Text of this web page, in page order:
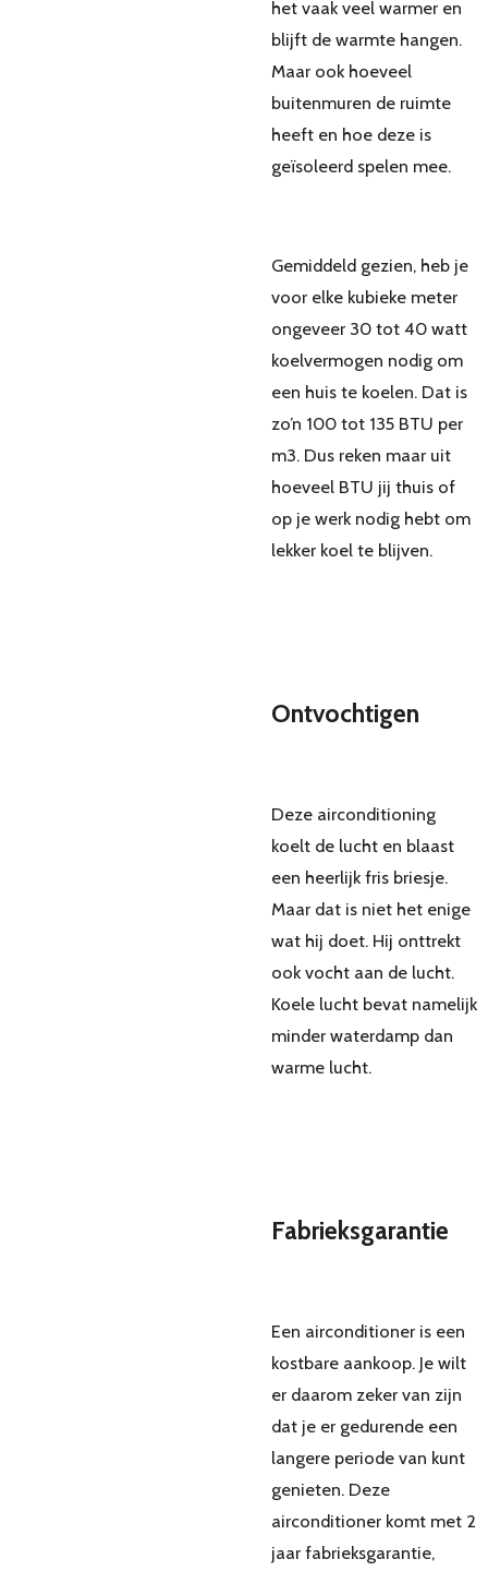
het vaak veel warmer en
blijft de warmte hangen.
Maar ook hoeveel
buitenmuren de ruimte
heeft en hoe deze is
geïsoleerd spelen mee.
Gemiddeld gezien, heb je
voor elke kubieke meter
ongeveer 30 tot 40 watt
koelvermogen nodig om
een huis te koelen. Dat is
zo’n 100 tot 135 BTU per
m3. Dus reken maar uit
hoeveel BTU jij thuis of
op je werk nodig hebt om
lekker koel te blijven.
Ontvochtigen
Deze airconditioning
koelt de lucht en blaast
een heerlijk fris briesje.
Maar dat is niet het enige
wat hij doet. Hij onttrekt
ook vocht aan de lucht.
Koele lucht bevat namelijk
minder waterdamp dan
warme lucht.
Fabrieksgarantie
Een airconditioner is een
kostbare aankoop. Je wilt
er daarom zeker van zijn
dat je er gedurende een
langere periode van kunt
genieten. Deze
airconditioner komt met 2
jaar fabrieksgarantie,